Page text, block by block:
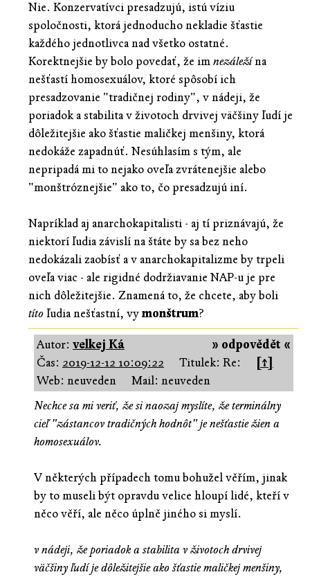
Nie. Konzervatívci presadzujú, istú víziu
spoločnosti, ktorá jednoducho nekladie šťastie
každého jednotlivca nad všetko ostatné.
Korektnejšie by bolo povedať, že imnezáležína
nešťastí homosexuálov, ktoré spôsobí ich
presadzovanie "tradičnej rodiny", v nádeji, že
poriadok a stabilita v životoch drvivej väčšiny ľudí je
dôležitejšie ako šťastie maličkej menšiny, ktorá
nedokáže zapadnúť. Nesúhlasím s tým, ale
nepripadá mi to nejako oveľa zvrátenejšie alebo
"monštróznejšie" ako to, čo presadzujú iní.
Napríklad aj anarchokapitalisti - aj tí priznávajú, že
niektorí ľudia závislí na štáte by sa bez neho
nedokázali zaobísť a v anarchokapitalizme by trpeli
oveľa viac - ale rigidné dodržiavanie NAP-u je pre
nich dôležitejšie. Znamená to, že chcete, aby boli
títoľudia nešťastní, vymonštrum?
» odpovědět «
Autor: velkej Ká
Čas: 2019-12-12 10:09:22 Titulek: Re:
[↑]
Web: neuveden
Mail: neuveden
Nechce sa mi veriť, že si naozaj myslíte, že terminálny
cieľ "zástancov tradičných hodnôt" je nešťastie žien a
homosexuálov.
V některých případech tomu bohužel věřím, jinak
by to museli být opravdu velice hloupí lidé, kteří v
něco věří, ale něco úplně jiného si myslí.
v nádeji, že poriadok a stabilita v životoch drvivej
väčšiny ľudí je dôležitejšie ako šťastie maličkej menšiny,